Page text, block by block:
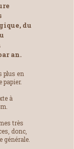
du
an.
plus en
à
très
donc,
générale.